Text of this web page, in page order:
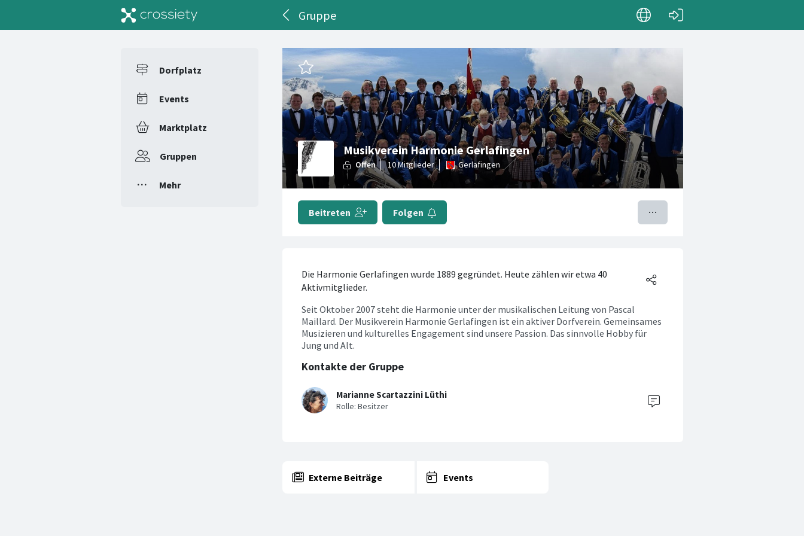
Gruppe
Dorfplatz
Events
Marktplatz
Gruppen
Mehr
Musikverein Harmonie Gerlafingen
Gerlafingen
Beitreten Folgen
Die Harmonie Gerlafingen wurde 1889 gegründet. Heute zählen wir etwa 40
Aktivmitglieder.
Seit Oktober 2007 steht die Harmonie unter der musikalischen Leitung von Pascal
Maillard. Der Musikverein Harmonie Gerlafingen ist ein aktiver Dorfverein. Gemeinsames
Musizieren und kulturelles Engagement sind unsere Passion. Das sinnvolle Hobby für
Jung und Alt.
Kontakte der Gruppe
Marianne Scartazzini Lüthi
Externe Beiträge Events